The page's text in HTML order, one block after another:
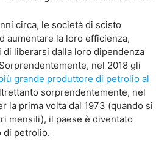
circa, le società di scisto
aumentare la loro efficienza,
liberarsi dalla loro dipendenza
nel 2018 gli
grande produttore di petrolio al
sorprendentemente, nel
la prima volta dal 1973 (quando si
mensili), il paese è diventato
di petrolio.